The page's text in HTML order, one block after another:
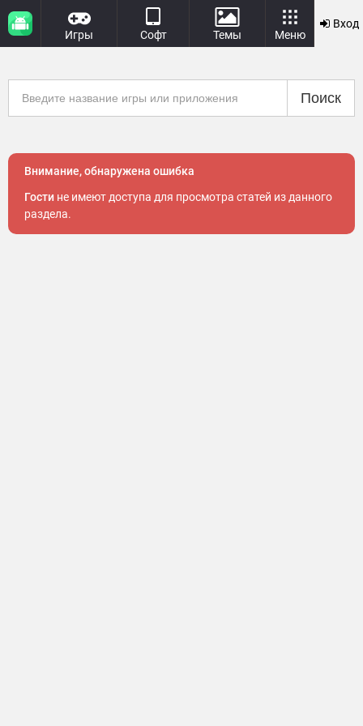
Игры Софт Темы Меню
Вход
Поиск
Внимание, обнаружена ошибка
Гости не имеют доступа для просмотра статей из данного
раздела.